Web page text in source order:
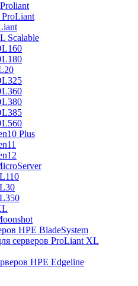
Scalable
Plus
HPE BladeSystem
серверов ProLiant XL
HPE Edgeline